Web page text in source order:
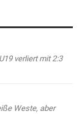
verliert mit 2:3
Weste, aber